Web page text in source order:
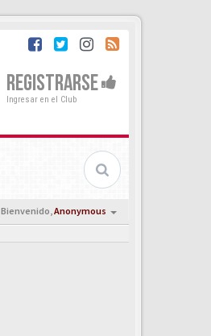
REGISTRARSE
Ingresar en el Club
Bienvenido,Anonymous